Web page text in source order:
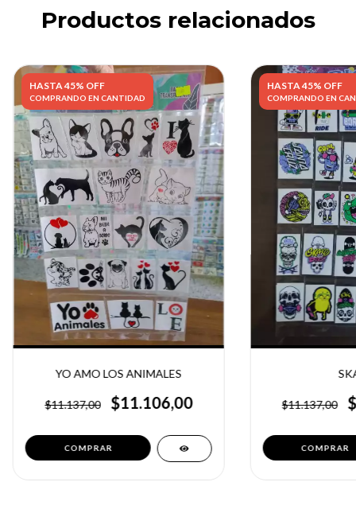
Productos relacionados
HASTA 45% OFF
COMPRANDO EN CANTIDAD
YO AMO LOS ANIMALES
$11.137,00 $11.106,00
HASTA 45% OFF
COMPRANDO EN
$11.137,00
COMPRAR